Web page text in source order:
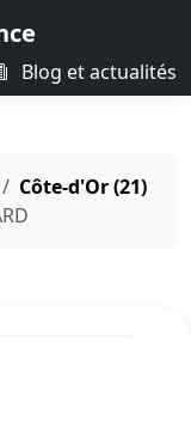
Blog et actualités
Côte-d'Or (21)